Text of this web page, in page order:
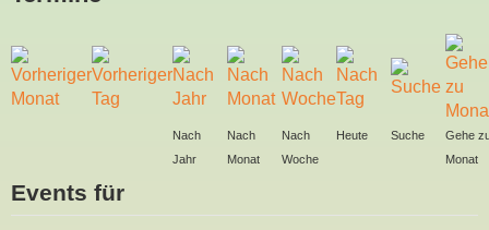
Nach
Jahr
Nach
Monat
Nach
Woche
Heute Suche
Gehe
Monat
Events für